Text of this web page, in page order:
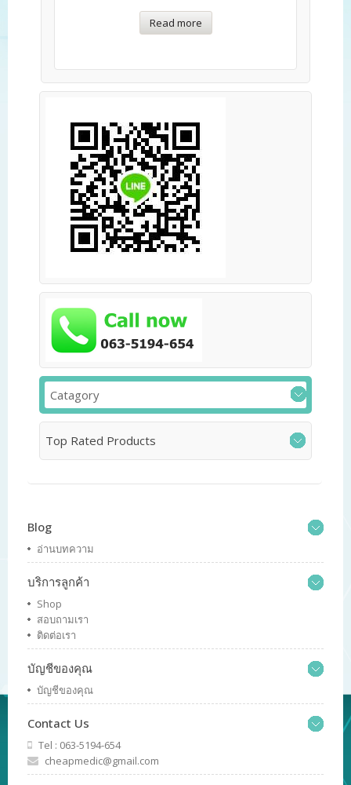
Read more
Catagory
Top Rated Products
Blog
อ่านบทความ
บริการลูกค้า
Shop
สอบถามเรา
ติดต่อเรา
บัญชีของคุณ
บัญชีของคุณ
Contact Us
Tel : 063-5194-654
cheapmedic@gmail.com